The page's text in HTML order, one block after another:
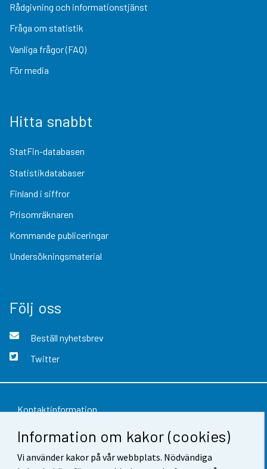
Information om kakor (cookies)
Vi använder kakor på vår webbplats. Nödvändiga
Rådgivning och informationstjänst
Fråga om statistik
Vanliga frågor (FAQ)
För media
Hitta snabbt
StatFin-databasen
Statistikdatabaser
Finland i siffror
Prisomräknaren
Kommande publiceringar
Undersökningsmaterial
Följ oss
Beställ nyhetsbrev
Twitter
Kontaktinformation
Respons
Användarvillkor